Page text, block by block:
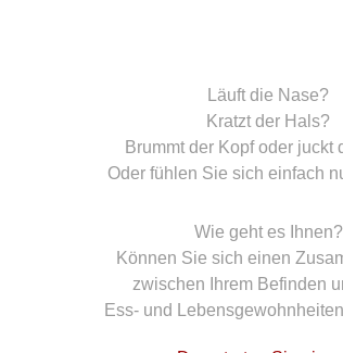
Läuft die Nase?
Kratzt der Hals?
Brummt der Kopf oder juckt
Oder fühlen Sie sich einfach
Wie geht es Ihnen?
Können Sie sich einen
zwischen Ihrem Befinden
Ess- und